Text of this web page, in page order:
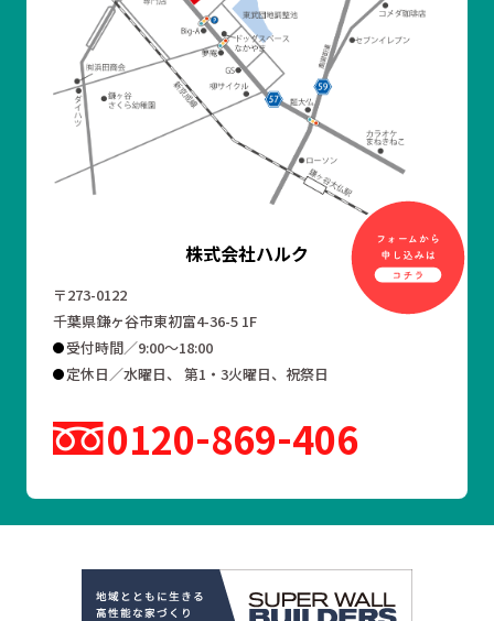
株式会社ハルク
〒273-0122
千葉県鎌ヶ谷市東初富4-36-5 1F
受付時間／9:00～18:00
定休日／水曜日、 第1・3火曜日、祝祭日
0120 869 406